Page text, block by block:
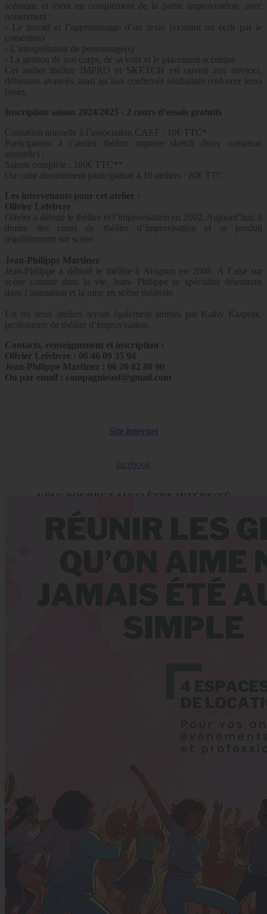
scénique et vient en complément de la partie improvisation, avec
notamment :
- Le travail et l’apprentissage d’un texte (existant ou écrit par le
comédien)
- L’interprétation de personnage(s)
- La gestion de son corps, de sa voix et le placement scénique.
Cet atelier théâtre IMPRO et SKETCH est ouvert aux novices,
débutants avancés, ainsi qu’aux confirmés souhaitant renforcer leurs
bases.
Inscription saison 2024/2025 - 2 cours d’essais gratuits
Cotisation annuelle à l’association CAEF : 10€ TTC*
Participation à l’atelier théâtre improet sketch (hors cotisation
annuelle) :
Saison complète : 180€ TTC**
Ou carte abonnement participation à 10 ateliers : 80€ TTC
Les intervenants pour cet atelier :
Olivier Lefebvre
Olivier a débuté le théâtre et l’improvisation en 2002. Aujourd’hui, il
donne des cours de théâtre d’improvisation et se produit
régulièrement sur scène.
Jean-Philippe Martinez
Jean-Philippe a débuté le théâtre à Avignon en 2008. A l’aise sur
scène comme dans la vie, Jean- Philippe se spécialise désormais
dans l’animation et la mise en scène théâtrale.
Un ou deux ateliers seront également animés par Kathy Kasprak,
professeure de théâtre d’improvisation.
Contacts, renseignement et inscription :
Olivier Lefebvre : 06 46 09 35 94
Jean-Philippe Martinez : 06 20 82 80 00
Ou par email : compagnieaef@gmail.com
Site internet
facebook
VOUS POURREZ AUSSI ÊTRE INTÉRESSÉ